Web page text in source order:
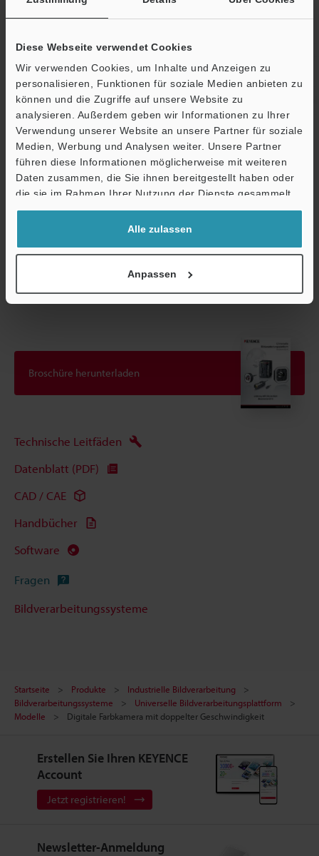
Diese Webseite verwendet Cookies
Wir verwenden Cookies, um Inhalte und Anzeigen zu
personalisieren, Funktionen für soziale Medien anbieten zu
können und die Zugriffe auf unsere Website zu
analysieren. Außerdem geben wir Informationen zu Ihrer
Verwendung unserer Website an unsere Partner für soziale
Medien, Werbung und Analysen weiter. Unsere Partner
führen diese Informationen möglicherweise mit weiteren
Daten zusammen, die Sie ihnen bereitgestellt haben oder
die sie im Rahmen Ihrer Nutzung der Dienste gesammelt
haben.
Alle zulassen
Anpassen
Luftfeuchtigkeit
Gewicht
*1Im 310.000-Pixel-Mode dienen 310.000 Pixels (640 x 480) als
Verarbeitungsfläche. Im 240.000-Pixel-Mode dienen 240.000
Pixels (512 x 480) als Verarbeitungsfläche.
Broschüre herunterladen
Technische Leitfäden
Datenblatt (PDF)
CAD / CAE
Handbücher
Software
Fragen
Bildverarbeitungssysteme
Startseite Produkte
Industrielle Bildverarbeitung
Bildverarbeitungssysteme
Universelle Bildverarbeitungsplattform
Modelle
Digitale Farbkamera mit doppelter Geschwindigkeit
Erstellen Sie Ihren KEYENCE
Account
Jetzt registrieren!
Newsletter-Anmeldung
Support